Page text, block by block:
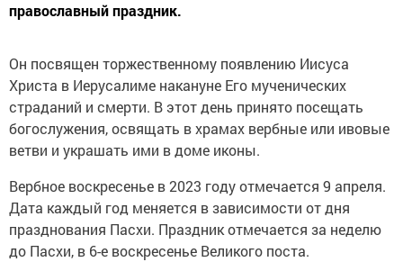
православный праздник.
Он посвящен торжественному появлению Иисуса
Христа в Иерусалиме накануне Его мученических
страданий и смерти. В этот день принято посещать
богослужения, освящать в храмах вербные или ивовые
ветви и украшать ими в доме иконы.
Вербное воскресенье в 2023 году отмечается 9 апреля.
Дата каждый год меняется в зависимости от дня
празднования Пасхи. Праздник отмечается за неделю
до Пасхи, в 6-е воскресенье Великого поста.